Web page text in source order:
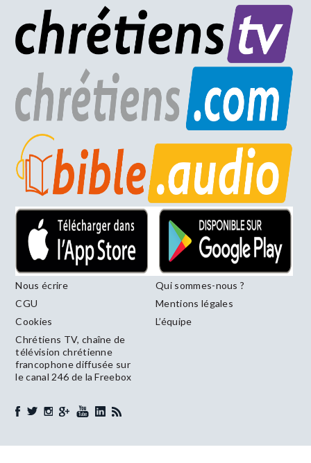
Nous écrire
Qui sommes-nous ?
CGU
Mentions légales
Cookies
L’équipe
Chrétiens TV, chaîne de
télévision chrétienne
francophone diffusée sur
le canal 246 de la Freebox